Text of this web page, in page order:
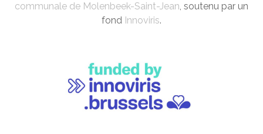
communale de Molenbeek-Saint-Jean, soutenu par un
fond Innoviris.